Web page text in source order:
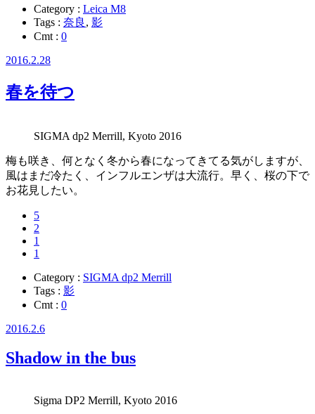
Category : Leica M8
Tags : 奈良 , 影
Cmt : 0
2016.2.28
春を待つ
SIGMA dp2 Merrill, Kyoto 2016
梅も咲き、何となく冬から春になってきてる気がしますが、
風はまだ冷たく、インフルエンザは大流行。早く、桜の下で
お花見したい。
5
2
1
1
Category : SIGMA dp2 Merrill
Tags : 影
Cmt : 0
2016.2.6
Shadow in the bus
Sigma DP2 Merrill, Kyoto 2016